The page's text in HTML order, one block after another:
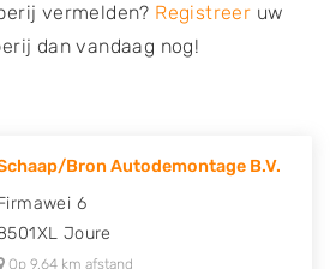
vermelden? Registreer uw
dan vandaag nog!
Bron Autodemontage B.V.
6
Joure
Op 9,64 km afstand